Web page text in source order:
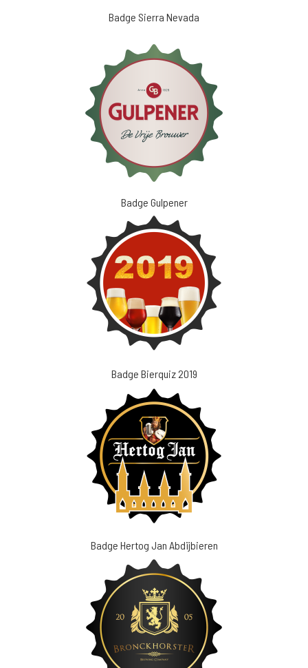
Badge Sierra Nevada
Badge Gulpener
Badge Bierquiz 2019
Badge Hertog Jan Abdijbieren